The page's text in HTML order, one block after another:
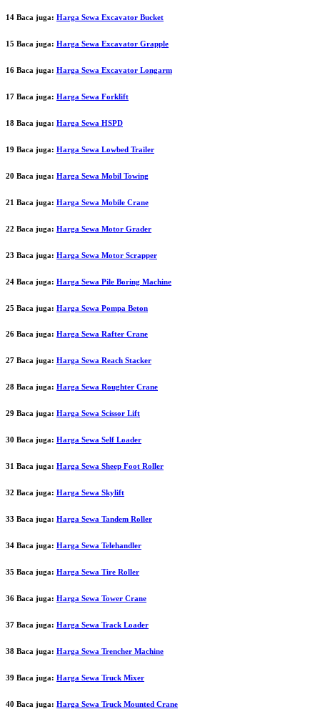
14 Baca juga: Harga Sewa Excavator Bucket
15 Baca juga: Harga Sewa Excavator Grapple
16 Baca juga: Harga Sewa Excavator Longarm
17 Baca juga: Harga Sewa Forklift
18 Baca juga: Harga Sewa HSPD
19 Baca juga: Harga Sewa Lowbed Trailer
20 Baca juga: Harga Sewa Mobil Towing
21 Baca juga: Harga Sewa Mobile Crane
22 Baca juga: Harga Sewa Motor Grader
23 Baca juga: Harga Sewa Motor Scrapper
24 Baca juga: Harga Sewa Pile Boring Machine
25 Baca juga: Harga Sewa Pompa Beton
26 Baca juga: Harga Sewa Rafter Crane
27 Baca juga: Harga Sewa Reach Stacker
28 Baca juga: Harga Sewa Roughter Crane
29 Baca juga: Harga Sewa Scissor Lift
30 Baca juga: Harga Sewa Self Loader
31 Baca juga: Harga Sewa Sheep Foot Roller
32 Baca juga: Harga Sewa Skylift
33 Baca juga: Harga Sewa Tandem Roller
34 Baca juga: Harga Sewa Telehandler
35 Baca juga: Harga Sewa Tire Roller
36 Baca juga: Harga Sewa Tower Crane
37 Baca juga: Harga Sewa Track Loader
38 Baca juga: Harga Sewa Trencher Machine
39 Baca juga: Harga Sewa Truck Mixer
40 Baca juga: Harga Sewa Truck Mounted Crane